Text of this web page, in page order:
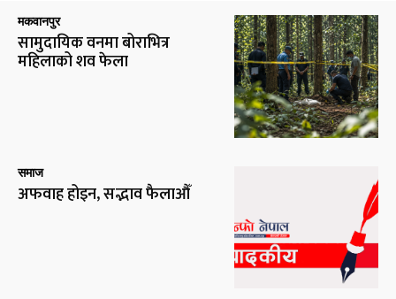
मकवानपुर
सामुदायिक वनमा बोराभित्र
महिलाको शव फेला
समाज
अफवाह होइन, सद्भाव फैलाऔँ